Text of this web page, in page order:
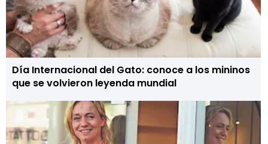
Día Internacional del Gato: conoce a los mininos
que se volvieron leyenda mundial